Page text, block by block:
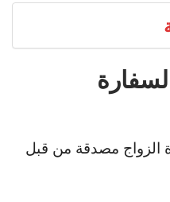
السفارة
الزواج مصدقة من قبل